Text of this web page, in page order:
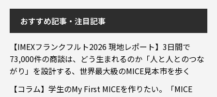
おすすめ記事・注目記事
【IMEXフランクフルト2026 現地レポート】3日間で
73,000件の商談は、どう生まれるのか「人と人とのつな
がり」を設計する、世界最大級のMICE見本市を歩く
【コラム】学生のMy First MICEを作りたい。「MICE